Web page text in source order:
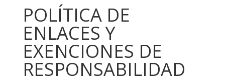
POLÍTICA DE
ENLACES Y
EXENCIONES DE
RESPONSABILIDAD